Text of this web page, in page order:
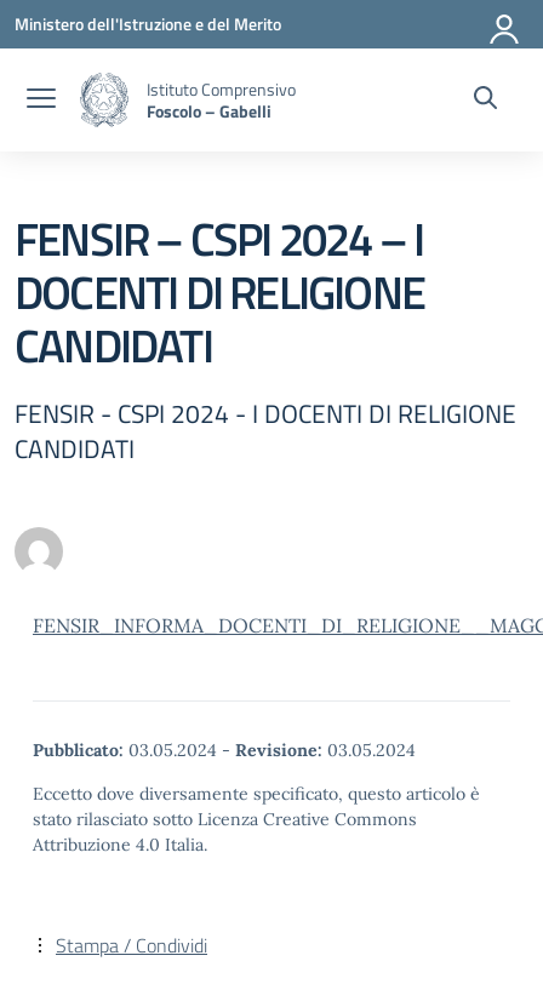
Vai ai contenuti
Vai al menu di navigazione
Vai al footer
Ministero dell'Istruzione e del Merito
Istituto Comprensivo
Foscolo – Gabelli
FENSIR – CSPI 2024 – I
DOCENTI DI RELIGIONE
CANDIDATI
FENSIR - CSPI 2024 - I DOCENTI DI RELIGIONE
CANDIDATI
Pubblicato: 03.05.2024 - Revisione: 03.05.2024
Eccetto dove diversamente specificato, questo articolo è
stato rilasciato sotto Licenza Creative Commons
Attribuzione 4.0 Italia.
Stampa / Condividi